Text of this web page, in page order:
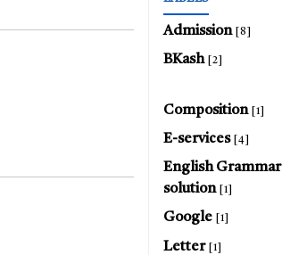
Admission [8]
BKash [2]
Composition [1]
E-services [4]
English Grammar
solution
[1]
Google [1]
Letter [1]